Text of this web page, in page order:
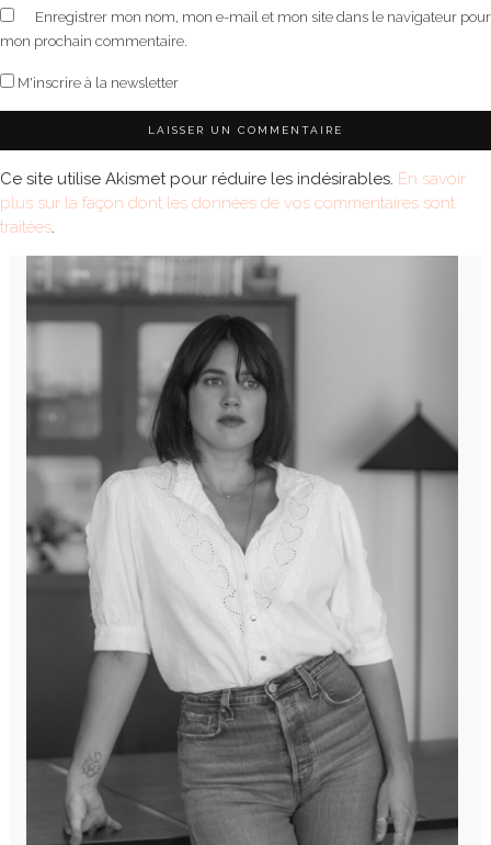
Enregistrer mon nom, mon e-mail et mon site dans le navigateur pour
mon prochain commentaire.
M'inscrire à la newsletter
Ce site utilise Akismet pour réduire les indésirables. En savoir
plus sur la façon dont les données de vos commentaires sont
traitées.